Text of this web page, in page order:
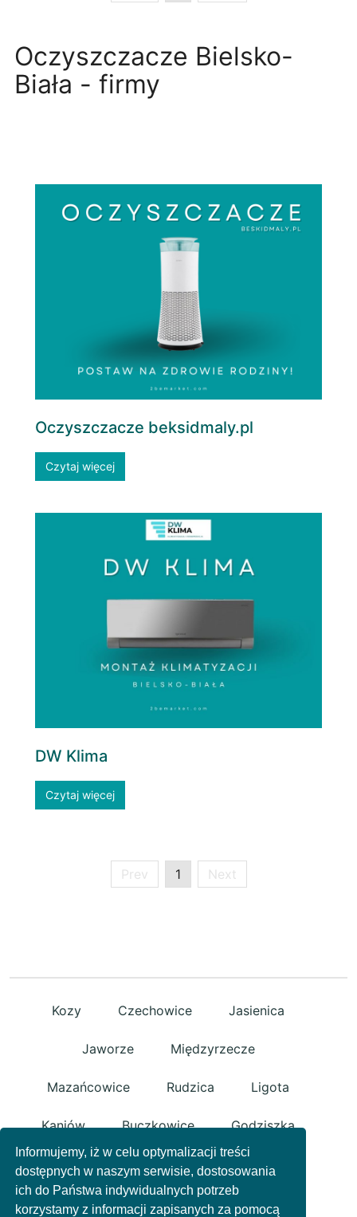
Informujemy, iż w celu optymalizacji treści
dostępnych w naszym serwisie, dostosowania
ich do Państwa indywidualnych potrzeb
korzystamy z informacji zapisanych za pomocą
Oczyszczacze Bielsko-
Biała - firmy
Oczyszczacze beksidmaly.pl
Czytaj więcej
DW Klima
Czytaj więcej
Prev 1 Next
Kozy Czechowice Jasienica
Jaworze Międzyrzecze
Mazańcowice Rudzica Ligota
Kaniów Buczkowice Godziszka
Kalna Rybarzowice Bestwina
Janowice Polityka prywatności